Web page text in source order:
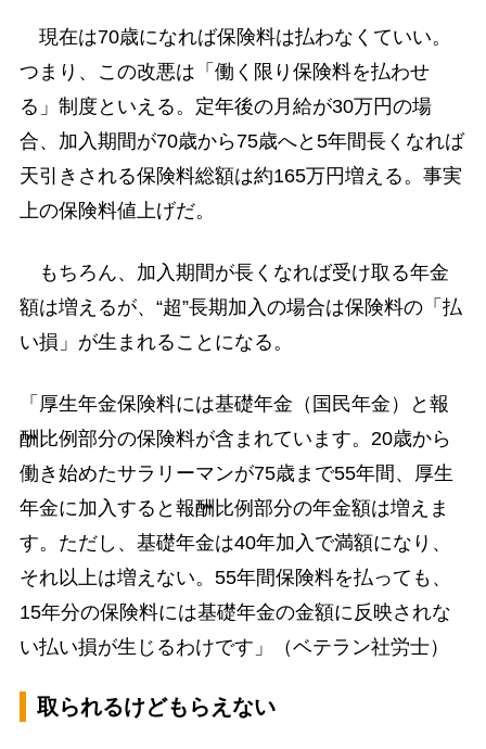
現在は70歳になれば保険料は払わなくていい。
つまり、この改悪は「働く限り保険料を払わせ
る」制度といえる。定年後の月給が30万円の場
合、加入期間が70歳から75歳へと5年間長くなれば
天引きされる保険料総額は約165万円増える。事実
上の保険料値上げだ。
もちろん、加入期間が長くなれば受け取る年金
額は増えるが、“超”長期加入の場合は保険料の「払
い損」が生まれることになる。
「厚生年金保険料には基礎年金（国民年金）と報
酬比例部分の保険料が含まれています。20歳から
働き始めたサラリーマンが75歳まで55年間、厚生
年金に加入すると報酬比例部分の年金額は増えま
す。ただし、基礎年金は40年加入で満額になり、
それ以上は増えない。55年間保険料を払っても、
15年分の保険料には基礎年金の金額に反映されな
い払い損が生じるわけです」（ベテラン社労士）
取られるけどもらえない